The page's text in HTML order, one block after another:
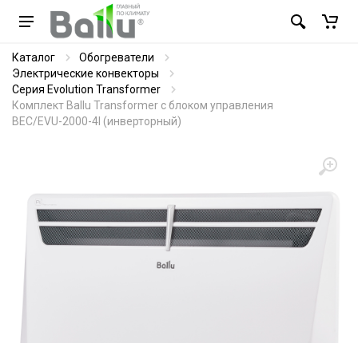
Каталог
Обогреватели
Электрические конвекторы
Серия Evolution Transformer
Комплект Ballu Transformer с блоком управления
BEC/EVU-2000-4I (инверторный)